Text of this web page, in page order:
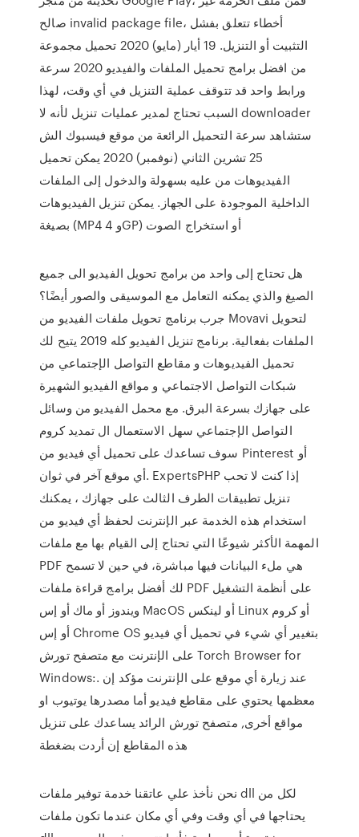
صالح invalid package file، أخطاء تتعلق بفشل
التثبيت أو التنزيل. 19 أيار (مايو) 2020 تحميل مجموعة
من افضل برامج تحميل الملفات والفيديو 2020 سرعة
ورابط واحد قد تتوقف عملية التنزيل في أي وقت، لهذا
السبب تحتاج لمدير عمليات تنزيل لأنه لا downloader
ستشاهد سرعة التحميل الرائعة من موقع فيسبوك الش
25 تشرين الثاني (نوفمبر) 2020 يمكن تحميل
الفيديوهات من عليه بسهولة والدخول إلى الملفات
الداخلية الموجودة على الجهاز. يمكن تنزيل الفيديوهات
بصيغة (MP4 و 4GP) أو استخراج الصوت
هل تحتاج إلى واحد من برامج تحويل الفيديو الى جميع
الصيغ والذي يمكنه التعامل مع الموسيقى والصور أيضًا؟
جرب برنامج تحويل ملفات الفيديو من Movavi لتحويل
الملفات بفعالية. برنامج تنزيل الفيديو كله 2019 يتيح لك
تحميل الفيديوهات و مقاطع التواصل الإجتماعي من
شبكات التواصل الاجتماعي و مواقع الفيديو الشهيرة
على جهازك بسرعة البرق. مع محمل الفيديو من وسائل
التواصل الإجتماعي سهل الاستعمال ال تمديد كروم
سوف تساعدك على تحميل أي فيديو من Pinterest أو
أي موقع آخر في ثوان. ExpertsPHP إذا كنت لا تحب
تنزيل تطبيقات الطرف الثالث على جهازك ، يمكنك
استخدام هذه الخدمة عبر الإنترنت لحفظ أي فيديو من
المهمة الأكثر شيوعًا التي تحتاج إلى القيام بها مع ملفات
PDF هي ملء البيانات فيها مباشرة، في حين لا تسمح
لك أفضل برامج قراءة ملفات PDF على أنظمة التشغيل
ويندوز أو ماك أو إس MacOS أو لينكس Linux أو كروم
أو إس Chrome OS بتغيير أي شيء في تحميل أي فيديو
على الإنترنت مع متصفح تورش Torch Browser for
Windows:. عند زيارة أي موقع على الإنترنت مؤكد إن
معظمها يحتوي على مقاطع فيديو أما مصدرها يوتيوب او
مواقع أخرى, متصفح تورش الرائد يساعدك على تنزيل
هذه المقاطع إن أردت بضغطة
نحن نأخذ علي عاتقنا خدمة توفير ملفات dll لكل من
يحتاجها في أي وقت وفي أي مكان عندما تكون ملفات